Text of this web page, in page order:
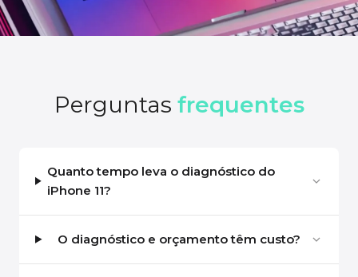
Perguntas frequentes
Quanto tempo leva o diagnóstico do
iPhone 11?
O diagnóstico e orçamento têm custo?